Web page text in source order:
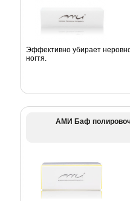
Эффективно убирает
ногтя.
АМИ Баф